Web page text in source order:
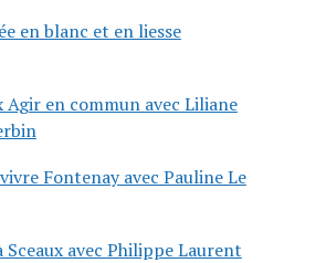
en blanc et en liesse
Agir en commun avec Liliane
Fontenay avec Pauline Le
Sceaux avec Philippe Laurent